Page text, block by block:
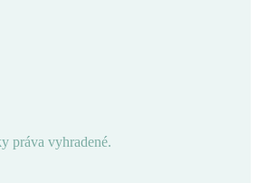
práva vyhradené.